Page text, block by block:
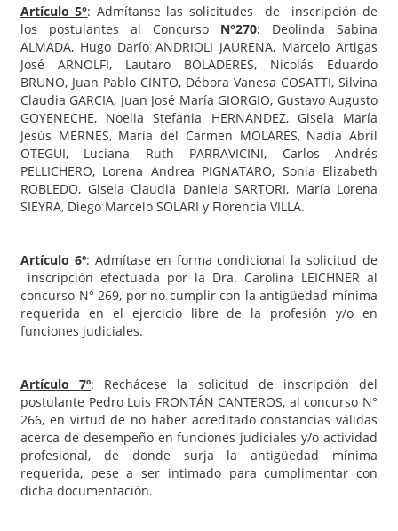
Artículo 5°: Admítanse las solicitudes de inscripción de
los postulantes al Concurso N°270: Deolinda Sabina
ALMADA, Hugo Darío ANDRIOLI JAURENA, Marcelo Artigas
José ARNOLFI, Lautaro BOLADERES, Nicolás Eduardo
BRUNO, Juan Pablo CINTO, Débora Vanesa COSATTI, Silvina
Claudia GARCIA, Juan José María GIORGIO, Gustavo Augusto
GOYENECHE, Noelia Stefania HERNANDEZ, Gisela María
Jesús MERNES, María del Carmen MOLARES, Nadia Abril
OTEGUI, Luciana Ruth PARRAVICINI, Carlos Andrés
PELLICHERO, Lorena Andrea PIGNATARO, Sonia Elizabeth
ROBLEDO, Gisela Claudia Daniela SARTORI, María Lorena
SIEYRA, Diego Marcelo SOLARI y Florencia VILLA.
Artículo 6º: Admítase en forma condicional la solicitud de
inscripción efectuada por la Dra. Carolina LEICHNER al
concurso N° 269, por no cumplir con la antigüedad mínima
requerida en el ejercicio libre de la profesión y/o en
funciones judiciales.
Artículo 7º: Rechácese la solicitud de inscripción del
postulante Pedro Luis FRONTÁN CANTEROS, al concurso N°
266, en virtud de no haber acreditado constancias válidas
acerca de desempeño en funciones judiciales y/o actividad
profesional, de donde surja la antigüedad mínima
requerida, pese a ser intimado para cumplimentar con
dicha documentación.